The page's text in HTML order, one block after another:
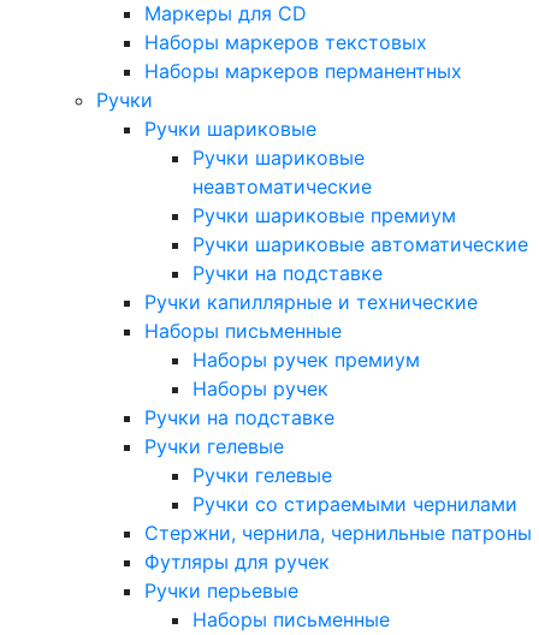
Маркеры для CD
Наборы маркеров текстовых
Наборы маркеров перманентных
Ручки
Ручки шариковые
Ручки шариковые
неавтоматические
Ручки шариковые премиум
Ручки шариковые автоматические
Ручки на подставке
Ручки капиллярные и технические
Наборы письменные
Наборы ручек премиум
Наборы ручек
Ручки на подставке
Ручки гелевые
Ручки гелевые
Ручки со стираемыми чернилами
Стержни, чернила, чернильные патроны
Футляры для ручек
Ручки перьевые
Наборы письменные